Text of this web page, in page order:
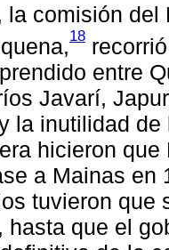
la comisión
18
entre
Javarí,
la inutilidad
hicieron
a Mainas
tuvieron que
hasta que el